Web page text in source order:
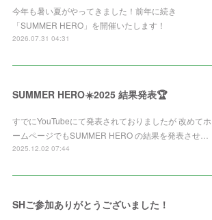
今年も暑い夏がやってきました！前年に続き
「SUMMER HERO」を開催いたします！
2026.07.31 04:31
SUMMER HERO☀️2025 結果発表🏆
すでにYouTubeにて発表されておりましたが 改めてホ
ームページでもSUMMER HERO の結果を発表させ…
2025.12.02 07:44
SHご参加ありがとうございました！